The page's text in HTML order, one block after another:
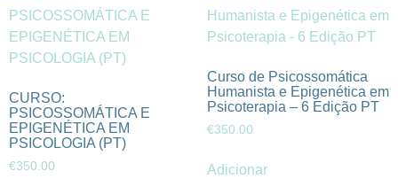
CURSO:
PSICOSSOMÁTICA E
EPIGENÉTICA EM
PSICOLOGIA (PT)
€350.00
Curso de Psicossomática
Humanista e Epigenética em
Psicoterapia – 6 Edição PT
€350.00
Adicionar